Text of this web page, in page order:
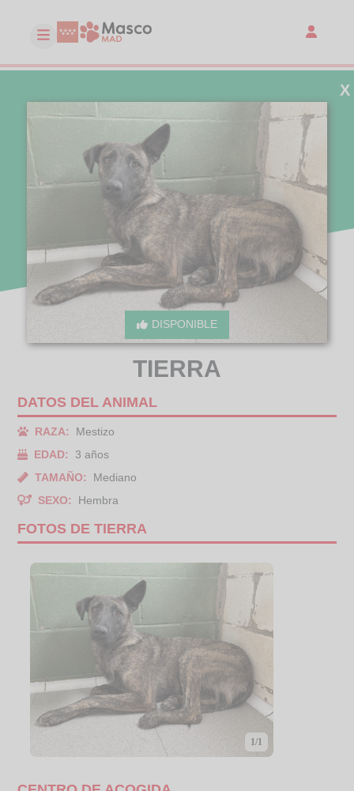
DISPONIBLE
X
TIERRA
DATOS DEL ANIMAL
RAZA:
Mestizo
EDAD:
3 años
TAMAÑO:
Mediano
SEXO:
Hembra
FOTOS DE TIERRA
1/1